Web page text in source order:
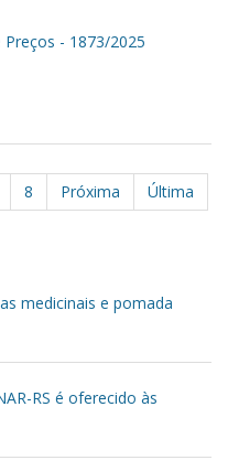
- 1873/2025
8 Próxima Última
medicinais e pomada
RS é oferecido às